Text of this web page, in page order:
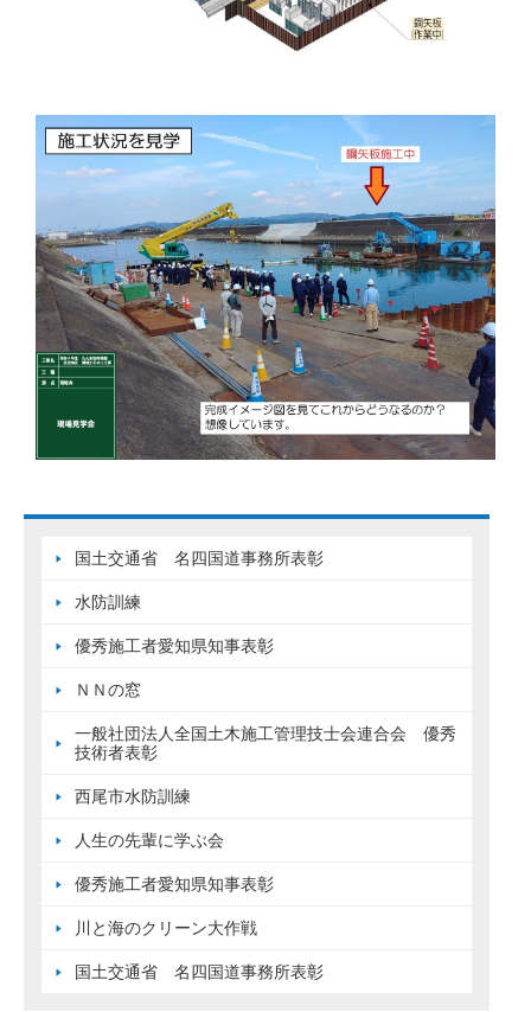
国土交通省 名四国道事務所表彰
水防訓練
優秀施工者愛知県知事表彰
ＮＮの窓
一般社団法人全国土木施工管理技士会連合会 優秀
技術者表彰
西尾市水防訓練
人生の先輩に学ぶ会
優秀施工者愛知県知事表彰
川と海のクリーン大作戦
国土交通省 名四国道事務所表彰